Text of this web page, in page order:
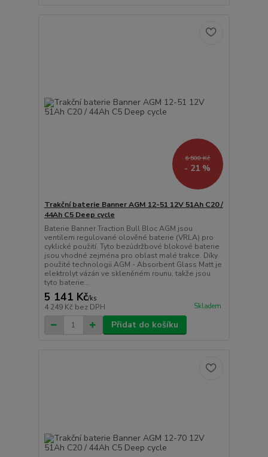
6 500 Kč
- 21 %
Trakční baterie Banner AGM 12-51 12V 51Ah C20 /
44Ah C5 Deep cycle
Baterie Banner Traction Bull Bloc AGM jsou
ventilem regulované olověné baterie (VRLA) pro
cyklické použití. Tyto bezúdržbové blokové baterie
jsou vhodné zejména pro oblast malé trakce. Díky
použité technologii AGM - Absorbent Glass Matt je
elektrolyt vázán ve skleněném rounu, takže jsou
tyto baterie...
5 141 Kč/ks
4 249 Kč bez DPH Skladem
Přidat do košíku